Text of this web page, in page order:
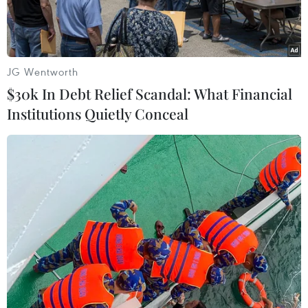
nào.
Tiền đạo người Argentina Lionel Messi (trái) đánh đầu ghi bàn
thắng cho CLB Barcelona vào lưới Celta de Vigo trong trận đấu
của giải vô địch quốc gia Tây Ban Nha trên sân Camp Nou,
ngày 4/11/2008. (Ảnh: AFP/TTXVN)
JG Wentworth
$30k In Debt Relief Scandal: What Financial
Institutions Quietly Conceal